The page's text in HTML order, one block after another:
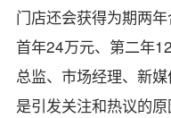
门店还会获得为期两
首年24万元、第二年
总监、市场经理、新
是引发关注和热议的原